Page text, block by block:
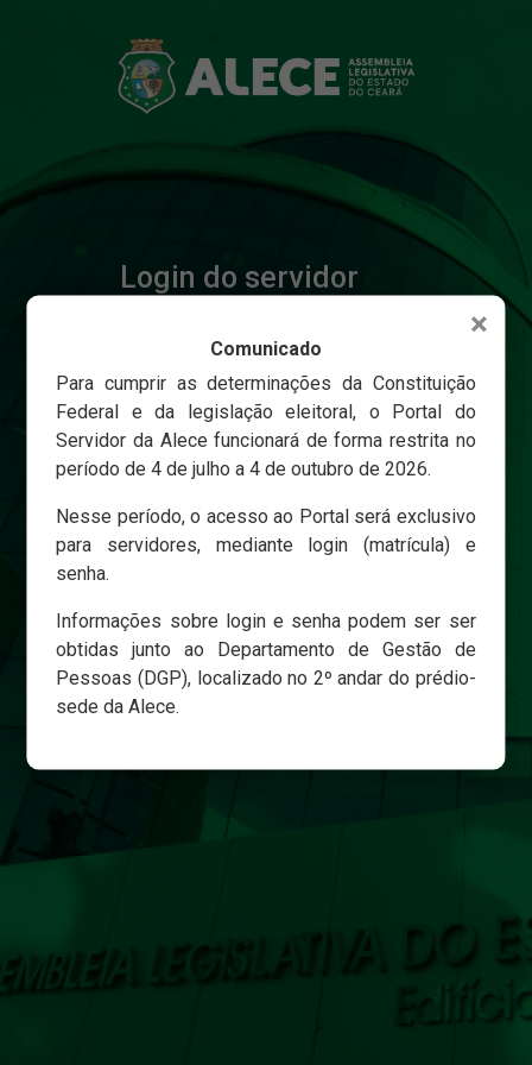
Login do servidor
Senha
Esqueci minha senha
×
Comunicado
Para cumprir as determinações da Constituição
Federal e da legislação eleitoral, o Portal do
Servidor da Alece funcionará de forma restrita no
período de 4 de julho a 4 de outubro de 2026.
Nesse período, o acesso ao Portal será exclusivo
para servidores, mediante login (matrícula) e
senha.
Informações sobre login e senha podem ser ser
obtidas junto ao Departamento de Gestão de
Pessoas (DGP), localizado no 2º andar do prédio-
sede da Alece.